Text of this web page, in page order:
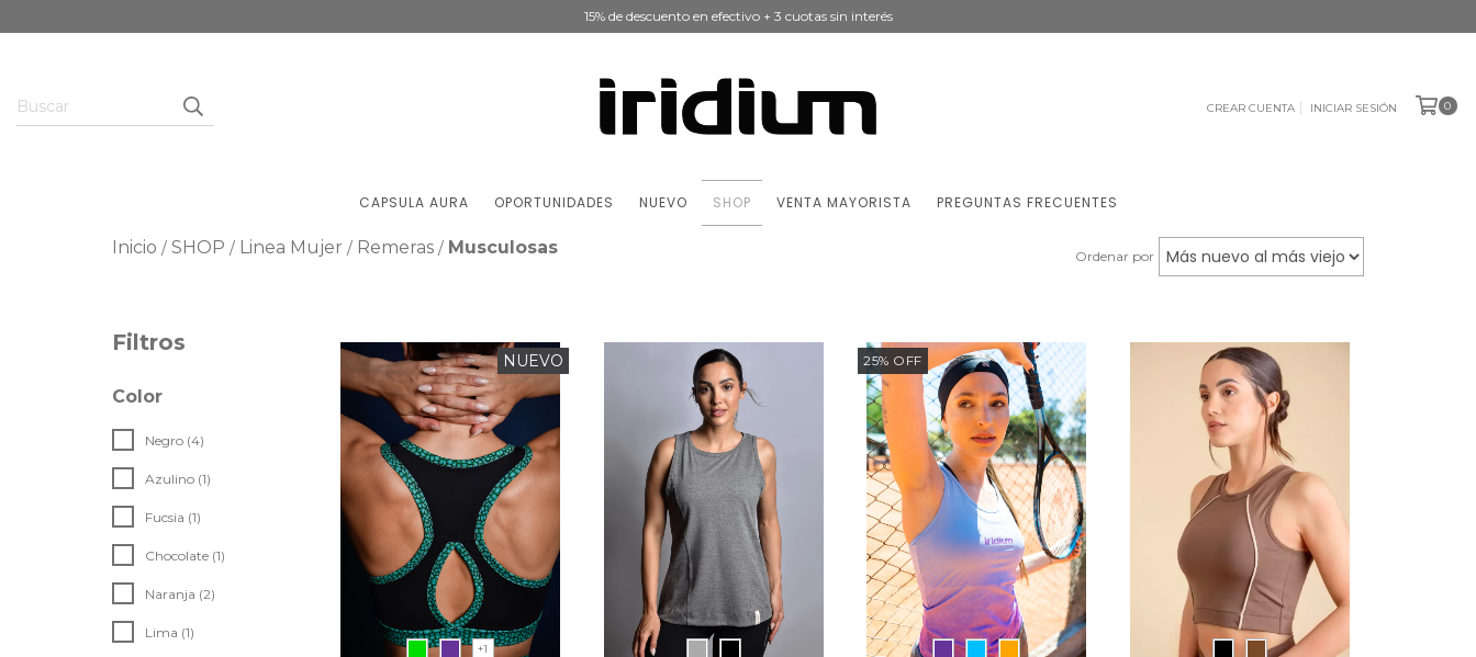
15% de descuento en efectivo + 3 cuotas sin interés
CREAR CUENTA INICIAR SESIÓN 0
CAPSULA AURA OPORTUNIDADES NUEVO SHOP VENTA MAYORISTA PREGUNTAS FRECUENTES
Inicio / SHOP / Linea Mujer / Remeras / Musculosas Ordenar por
Filtros
Color
Negro (4)
Azulino (1)
Fucsia (1)
Chocolate (1)
Naranja (2)
Lima (1)
NUEVO
+1
25% OFF